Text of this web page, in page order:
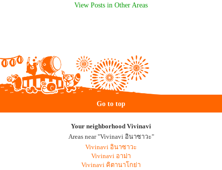
View Posts in Other Areas
Go to top
Your neighborhood Vivinavi
Areas near "Vivinavi อินาซาวะ"
Vivinavi อินาซาวะ
Vivinavi อาม่า
Vivinavi คิตานาโกย่า